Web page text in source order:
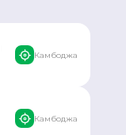
Камбоджа
Камбоджа